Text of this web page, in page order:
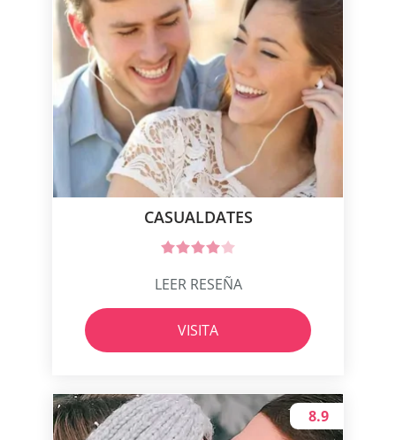
CASUALDATES
LEER RESEÑA
VISITA
8.9